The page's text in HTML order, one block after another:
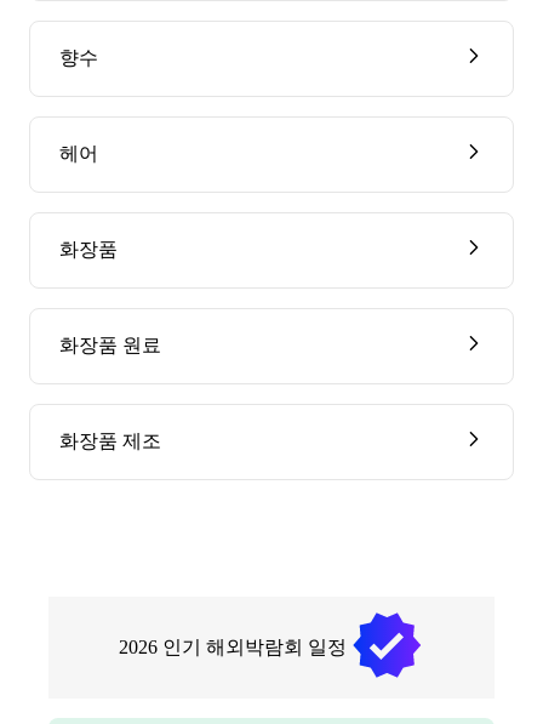
향수
헤어
화장품
화장품 원료
화장품 제조
2026 인기 해외박람회 일정